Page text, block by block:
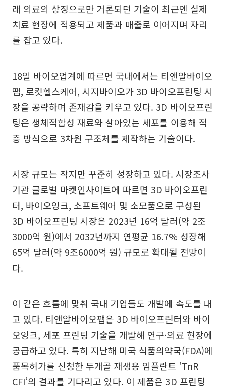
래 의료의 상징으로만 거론되던 기술이 최근엔 실제
치료 현장에 적용되고 제품과 매출로 이어지며 자리
를 잡고 있다.
18일 바이오업계에 따르면 국내에서는 티앤알바이오
팹, 로킷헬스케어, 시지바이오가 3D 바이오프린팅 시
장을 공략하며 존재감을 키우고 있다. 3D 바이오프린
팅은 생체적합성 재료와 살아있는 세포를 이용해 적
층 방식으로 3차원 구조체를 제작하는 기술이다.
시장 규모는 작지만 꾸준히 성장하고 있다. 시장조사
기관 글로벌 마켓인사이트에 따르면 3D 바이오프린
터, 바이오잉크, 소프트웨어 및 소모품으로 구성된
3D 바이오프린팅 시장은 2023년 16억 달러(약 2조
3000억 원)에서 2032년까지 연평균 16.7% 성장해
65억 달러(약 9조6000억 원) 규모로 확대될 전망이
다.
이 같은 흐름에 맞춰 국내 기업들도 개발에 속도를 내
고 있다. 티앤알바이오팹은 3D 바이오프린터와 바이
오잉크, 세포 프린팅 기술을 개발해 연구·의료 현장에
공급하고 있다. 특히 지난해 미국 식품의약국(FDA)에
품목허가를 신청한 두개골 재생용 임플란트 ‘TnR
CFI’의 결과를 기다리고 있다. 이 제품은 3D 프린팅